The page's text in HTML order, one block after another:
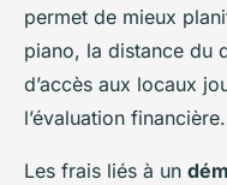
permet de mieux
piano, la distance du
d’accès aux locaux
l’évaluation financière.
Les frais liés à un